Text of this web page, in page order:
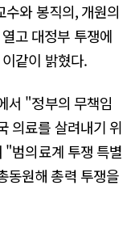
와 봉직의, 개원의
고 대정부 투쟁에
같이 밝혔다.
서 "정부의 무책임
의료를 살려내기 위
"범의료계 투쟁 특별
동원해 총력 투쟁을